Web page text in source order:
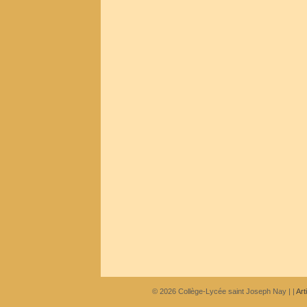
© 2026 Collège-Lycée saint Joseph Nay | |